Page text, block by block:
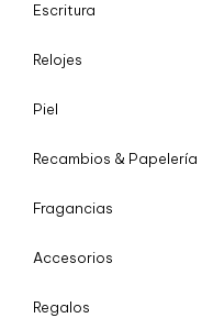
Escritura
Relojes
Piel
Recambios & Papelería
Fragancias
Accesorios
Regalos